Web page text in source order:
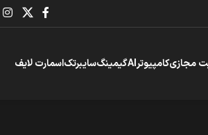
مجازیکامپیوترAIگیمینگسایبرتکاسمارت لایف